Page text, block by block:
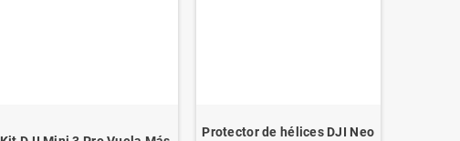
Protector de hélices DJI Neo